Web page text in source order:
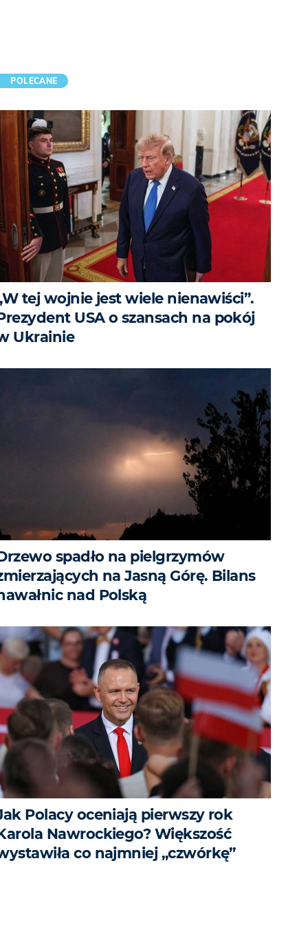
POLECANE
tej wojnie jest wiele nienawiści”.
USA o szansach na pokój
Ukrainie
spadło na pielgrzymów
na Jasną Górę. Bilans
nad Polską
Polacy oceniają pierwszy rok
Nawrockiego? Większość
co najmniej „czwórkę”